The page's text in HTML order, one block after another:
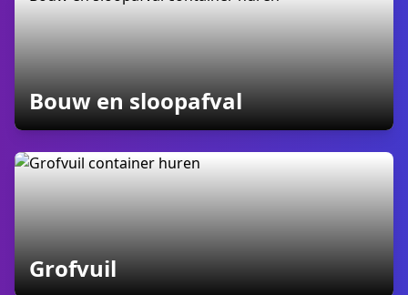
Bouw en sloopafvalcontainers
Grofvuilcontainers